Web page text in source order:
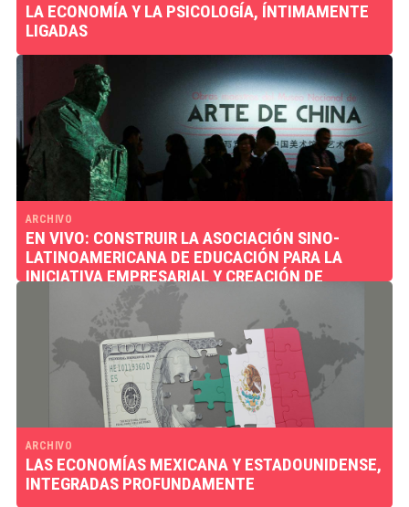
LA ECONOMÍA Y LA PSICOLOGÍA, ÍNTIMAMENTE
LIGADAS
ARCHIVO
EN VIVO: CONSTRUIR LA ASOCIACIÓN SINO-
LATINOAMERICANA DE EDUCACIÓN PARA LA
INICIATIVA EMPRESARIAL Y CREACIÓN DE
EMPRENDEDORES
ARCHIVO
LAS ECONOMÍAS MEXICANA Y ESTADOUNIDENSE,
INTEGRADAS PROFUNDAMENTE